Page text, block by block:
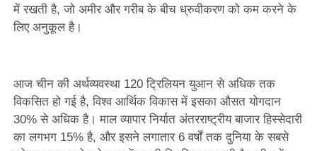
में रखती है, जो अमीर और गरीब के बीच ध्रुवीकरण को कम करने के
लिए अनुकूल है।
आज चीन की अर्थव्यवस्था 120 ट्रिलियन युआन से अधिक तक
विकसित हो गई है, विश्व आर्थिक विकास में इसका औसत योगदान
30% से अधिक है। माल व्यापार निर्यात अंतरराष्ट्रीय बाजार हिस्सेदारी
का लगभग 15% है, और इसने लगातार 6 वर्षों तक दुनिया के सबसे